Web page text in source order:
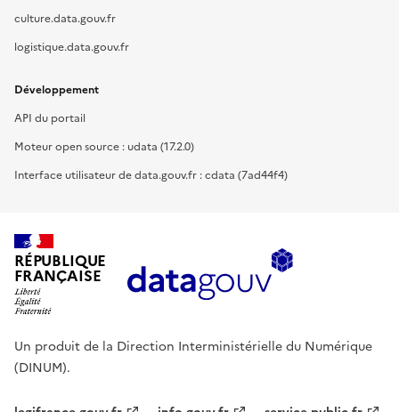
culture.data.gouv.fr
logistique.data.gouv.fr
Développement
API du portail
Moteur open source : udata (17.2.0)
Interface utilisateur de data.gouv.fr : cdata (7ad44f4)
RÉPUBLIQUE
FRANÇAISE
Un produit de la Direction Interministérielle du Numérique
(DINUM).